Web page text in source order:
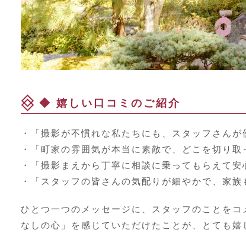
◆ 嬉しい口コミのご紹介
・「撮影が不慣れな私たちにも、スタッフさん
・「町家の雰囲気が本当に素敵で、どこを切り取
・「撮影まえから丁寧に相談に乗ってもらえて安
・「スタッフの皆さんの気配りが細やかで、家族
ひとつ一つのメッセージに、スタッフのことを
なしの心」を感じていただけたことが、とても嬉